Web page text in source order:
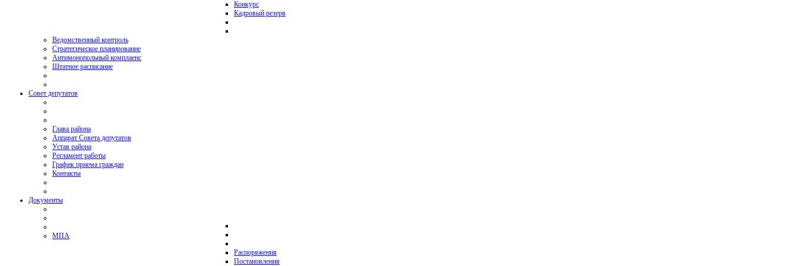
Конкурс
Кадровый резерв
Ведомственный контроль
Стратегическое планирование
Антимонопольный комплаенс
Штатное расписание
Совет депутатов
Глава района
Аппарат Совета депутатов
Устав района
Регламент работы
График приема граждан
Контакты
Документы
МПА
Распоряжения
Постановления